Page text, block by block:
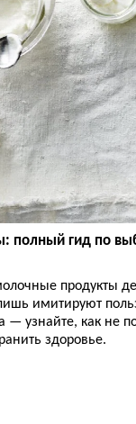
полный гид по
продукты
имитируют
узнайте, как не
здоровье.